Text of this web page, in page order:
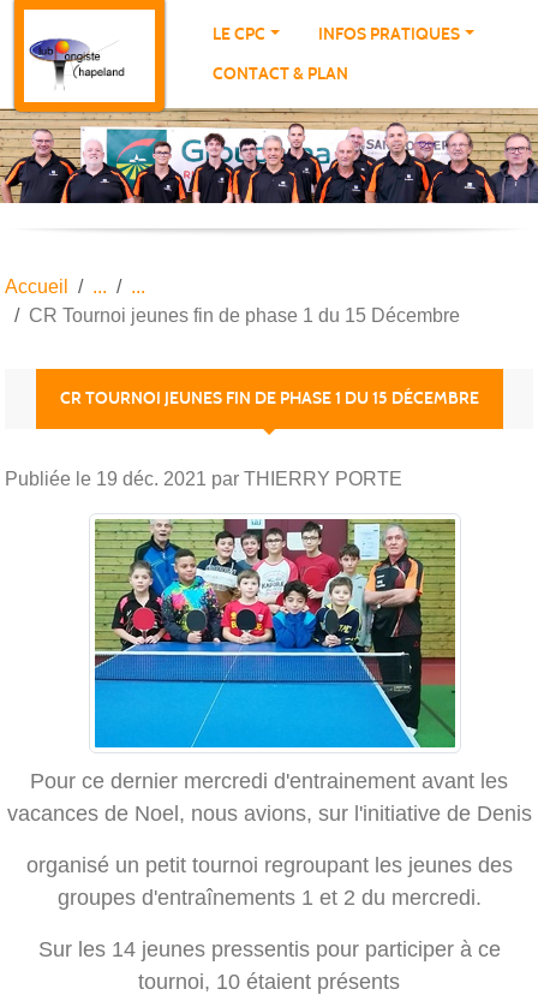
LE CPC
INFOS PRATIQUES
CONTACT & PLAN
Accueil
CR Tournoi jeunes fin de phase 1 du 15 Décembre
CR TOURNOI JEUNES FIN DE PHASE 1 DU 15 DÉCEMBRE
Publiée le 19 déc. 2021 par THIERRY PORTE
Pour ce dernier mercredi d'entrainement avant les
vacances de Noel, nous avions, sur l'initiative de Denis
organisé un petit tournoi regroupant les jeunes des
groupes d'entraînements 1 et 2 du mercredi.
Sur les 14 jeunes pressentis pour participer à ce
tournoi, 10 étaient présents
Panneau de gestion des cookies